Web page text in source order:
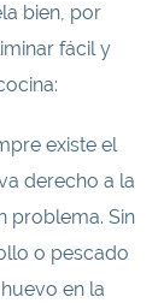
bien, por
fácil y
existe el
derecho a la
problema. Sin
o pescado
en la